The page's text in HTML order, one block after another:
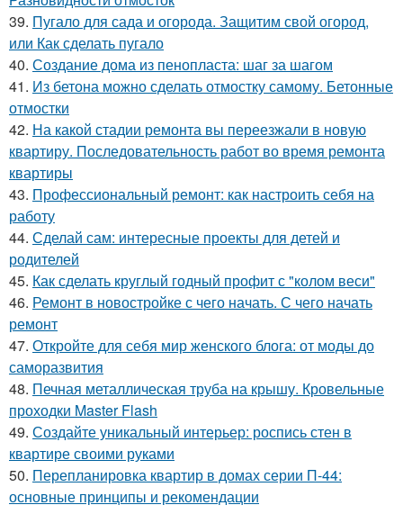
39. Пугало для сада и огорода. Защитим свой огород,
или Как сделать пугало
40. Создание дома из пенопласта: шаг за шагом
41. Из бетона можно сделать отмостку самому. Бетонные
отмостки
42. На какой стадии ремонта вы переезжали в новую
квартиру. Последовательность работ во время ремонта
квартиры
43. Профессиональный ремонт: как настроить себя на
работу
44. Сделай сам: интересные проекты для детей и
родителей
45. Как сделать круглый годный профит с "колом веси"
46. Ремонт в новостройке с чего начать. С чего начать
ремонт
47. Откройте для себя мир женского блога: от моды до
саморазвития
48. Печная металлическая труба на крышу. Кровельные
проходки Master Flash
49. Создайте уникальный интерьер: роспись стен в
квартире своими руками
50. Перепланировка квартир в домах серии П-44:
основные принципы и рекомендации